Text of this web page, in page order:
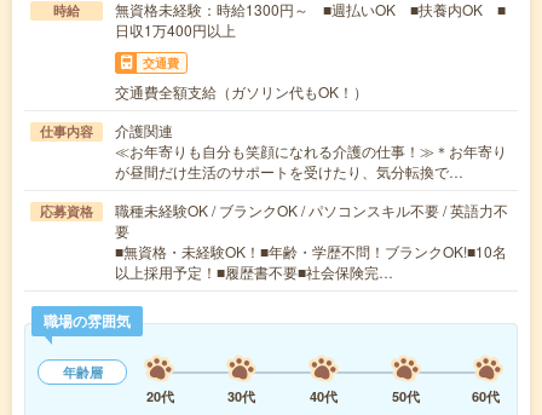
時給
無資格未経験：時給1300円～ ■週払いOK ■扶養内OK ■
日収1万400円以上
交通費
交通費全額支給（ガソリン代もOK！）
仕事内容
介護関連
≪お年寄りも自分も笑顔になれる介護の仕事！≫＊お年寄り
が昼間だけ生活のサポートを受けたり、気分転換で…
応募資格
職種未経験OK / ブランクOK / パソコンスキル不要 / 英語力不
要
■無資格・未経験OK！■年齢・学歴不問！ブランクOK!■10名
以上採用予定！■履歴書不要■社会保険完…
職場の雰囲気
年齢層
20代
30代 40代 50代
60代